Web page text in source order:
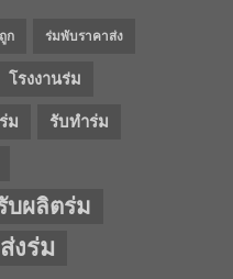
ก ร่มพับราคาส่ง
โรงงานร่ม
ม รับทำร่ม
บผลิตร่ม
งร่ม